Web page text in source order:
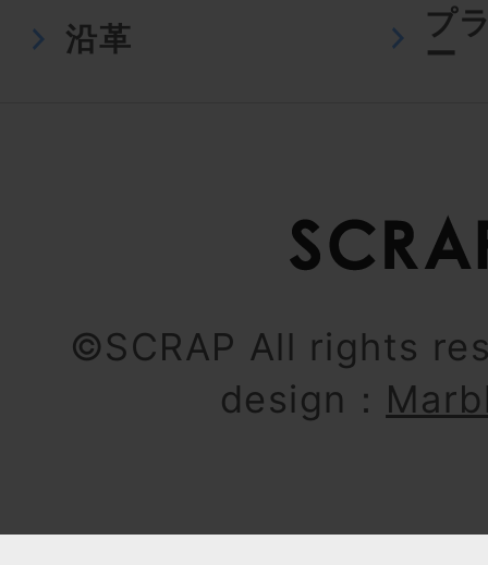
沿革
プ
ー
©SCRAP All rights
design：